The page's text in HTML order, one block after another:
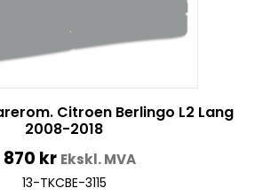
Citroen Berlingo L2 Lang
2008-2018
870 kr Ekskl. MVA
13-TKCBE-3115